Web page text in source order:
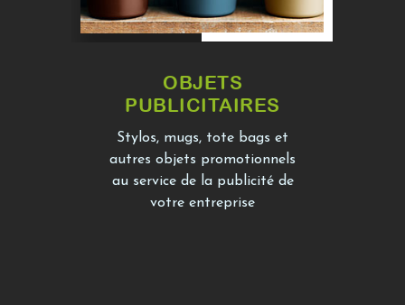
OBJETS
PUBLICITAIRES
Stylos, mugs, tote bags et
autres objets promotionnels
au service de la publicité de
votre entreprise